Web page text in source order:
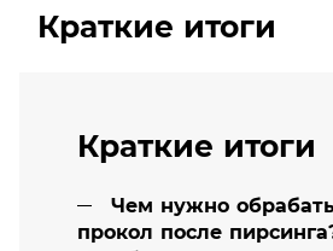
Краткие итоги
Краткие итоги
Чем нужно
прокол после